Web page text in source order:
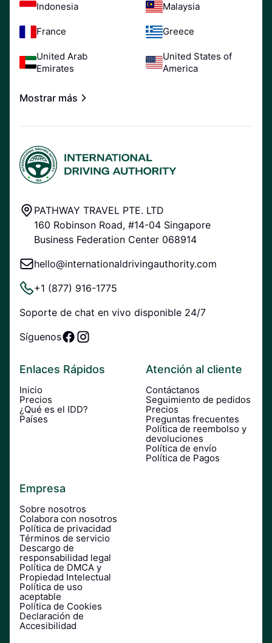
Indonesia Malaysia
France Greece
United Arab
Emirates
United States of
America
Mostrar más
PATHWAY TRAVEL PTE. LTD
160 Robinson Road, #14-04 Singapore
Business Federation Center 068914
hello@internationaldrivingauthority.com
+1 (877) 916-1775
Soporte de chat en vivo disponible 24/7
Síguenos
Enlaces Rápidos
Inicio
Precios
¿Qué es el IDD?
Países
Atención al cliente
Contáctanos
Seguimiento de pedidos
Precios
Preguntas frecuentes
Política de reembolso y
devoluciones
Política de envío
Política de Pagos
Empresa
Sobre nosotros
Colabora con nosotros
Política de privacidad
Términos de servicio
Descargo de
responsabilidad legal
Política de DMCA y
Propiedad Intelectual
Política de uso
aceptable
Política de Cookies
Declaración de
Accesibilidad